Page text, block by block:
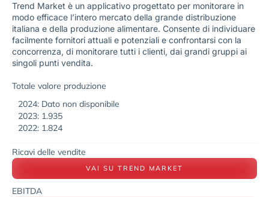
Trend Market è un applicativo progettato per monitorare in
modo efficace l’intero mercato della grande distribuzione
italiana e della produzione alimentare. Consente di individuare
facilmente fornitori attuali e potenziali e confrontarsi con la
concorrenza, di monitorare tutti i clienti, dai grandi gruppi ai
singoli punti vendita.
Totale valore produzione
2024: Dato non disponibile
2023: 1.935
2022: 1.824
Ricavi delle vendite
VAI SU TREND MARKET
EBITDA